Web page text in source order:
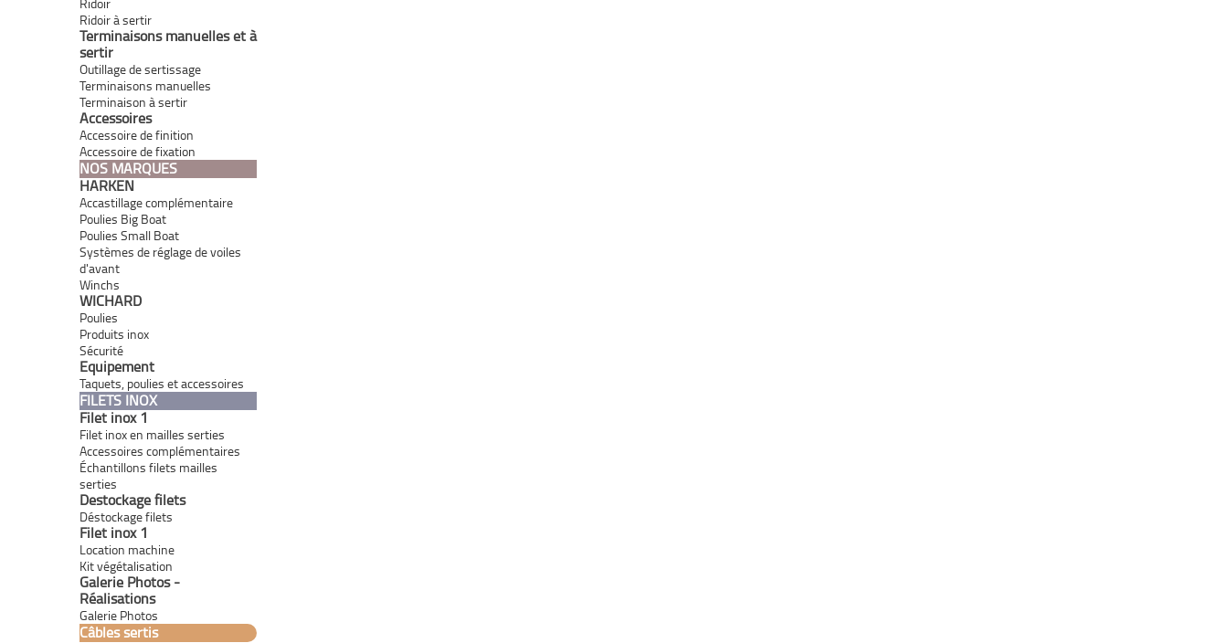
Ridoir à sertir
Terminaisons manuelles et à
sertir
Outillage de sertissage
Terminaisons manuelles
Terminaison à sertir
Accessoires
Accessoire de finition
Accessoire de fixation
NOS MARQUES
HARKEN
Accastillage complémentaire
Poulies Big Boat
Poulies Small Boat
Systèmes de réglage de voiles
d'avant
Winchs
WICHARD
Poulies
Produits inox
Sécurité
Equipement
Taquets, poulies et accessoires
FILETS INOX
Filet inox 1
Filet inox en mailles serties
Accessoires complémentaires
Échantillons filets mailles
serties
Destockage filets
Déstockage filets
Filet inox 1
Location machine
Kit végétalisation
Galerie Photos -
Réalisations
Galerie Photos
Câbles sertis